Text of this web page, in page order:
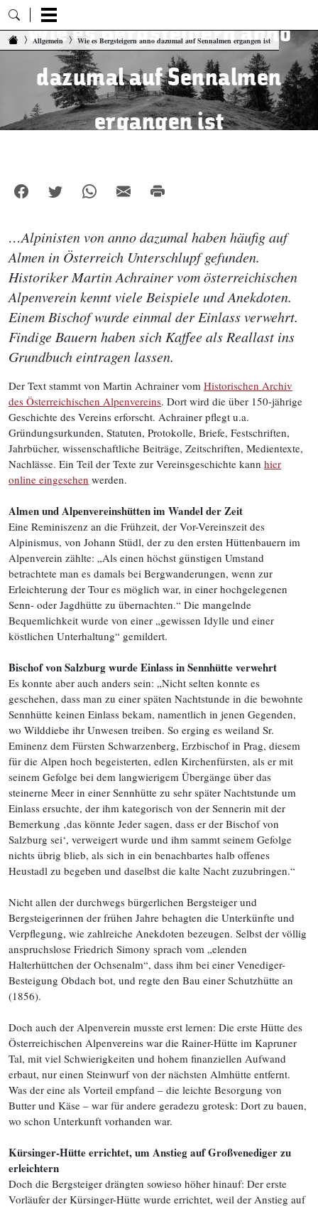
Zum Inhalt springen
Allgemein Wie es Bergsteigern anno dazumal auf Sennalmen ergangen ist
Wie es Bergsteigern anno
dazumal auf Sennalmen
ergangen ist
…Alpinisten von anno dazumal haben häufig auf
Almen in Österreich Unterschlupf gefunden.
Historiker Martin Achrainer vom österreichischen
Alpenverein kennt viele Beispiele und Anekdoten.
Einem Bischof wurde einmal der Einlass verwehrt.
Findige Bauern haben sich Kaffee als Reallast ins
Grundbuch eintragen lassen.
Der Text stammt von Martin Achrainer vom Historischen Archiv
des Österreichischen Alpenvereins. Dort wird die über 150-jährige
Geschichte des Vereins erforscht. Achrainer pflegt u.a.
Gründungsurkunden, Statuten, Protokolle, Briefe, Festschriften,
Jahrbücher, wissenschaftliche Beiträge, Zeitschriften, Medientexte,
Nachlässe. Ein Teil der Texte zur Vereinsgeschichte kann hier
online eingesehen werden.
Almen und Alpenvereinshütten im Wandel der Zeit
Eine Reminiszenz an die Frühzeit, der Vor-Vereinszeit des
Alpinismus, von Johann Stüdl, der zu den ersten Hüttenbauern im
Alpenverein zählte: „Als einen höchst günstigen Umstand
betrachtete man es damals bei Bergwanderungen, wenn zur
Erleichterung der Tour es möglich war, in einer hochgelegenen
Senn- oder Jagdhütte zu übernachten.“ Die mangelnde
Bequemlichkeit wurde von einer „gewissen Idylle und einer
köstlichen Unterhaltung“ gemildert.
Bischof von Salzburg wurde Einlass in Sennhütte verwehrt
Es konnte aber auch anders sein: „Nicht selten konnte es
geschehen, dass man zu einer späten Nachtstunde in die bewohnte
Sennhütte keinen Einlass bekam, namentlich in jenen Gegenden,
wo Wilddiebe ihr Unwesen treiben. So erging es weiland Sr.
Eminenz dem Fürsten Schwarzenberg, Erzbischof in Prag, diesem
für die Alpen hoch begeisterten, edlen Kirchenfürsten, als er mit
seinem Gefolge bei dem langwierigem Übergänge über das
steinerne Meer in einer Sennhütte zu sehr später Nachtstunde um
Einlass ersuchte, der ihm kategorisch von der Sennerin mit der
Bemerkung ‚das könnte Jeder sagen, dass er der Bischof von
Salzburg sei‘, verweigert wurde und ihm sammt seinem Gefolge
nichts übrig blieb, als sich in ein benachbartes halb offenes
Heustadl zu begeben und daselbst die kalte Nacht zuzubringen.“
Nicht allen der durchwegs bürgerlichen Bergsteiger und
Bergsteigerinnen der frühen Jahre behagten die Unterkünfte und
Verpflegung, wie zahlreiche Anekdoten bezeugen. Selbst der völlig
anspruchslose Friedrich Simony sprach vom „elenden
Halterhüttchen der Ochsenalm“, dass ihm bei einer Venediger-
Besteigung Obdach bot, und regte den Bau einer Schutzhütte an
(1856).
Doch auch der Alpenverein musste erst lernen: Die erste Hütte des
Österreichischen Alpenvereins war die Rainer-Hütte im Kapruner
Tal, mit viel Schwierigkeiten und hohem finanziellen Aufwand
erbaut, nur einen Steinwurf von der nächsten Almhütte entfernt.
Was der eine als Vorteil empfand – die leichte Besorgung von
Butter und Käse – war für andere geradezu grotesk: Dort zu bauen,
wo schon Unterkunft vorhanden war.
Kürsinger-Hütte errichtet, um Anstieg auf Großvenediger zu
erleichtern
Doch die Bergsteiger drängten sowieso höher hinauf: Der erste
Vorläufer der Kürsinger-Hütte wurde errichtet, weil der Anstieg auf